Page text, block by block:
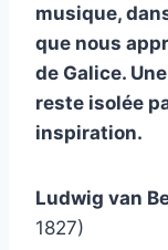
musique,
que nous
de Galice.
reste isolée
inspiration.
Ludwig van
1827)